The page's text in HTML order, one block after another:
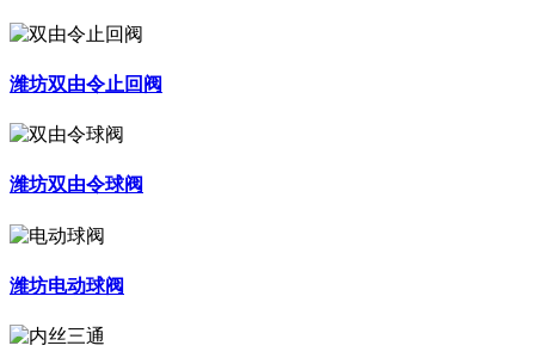
潍坊双由令止回阀
潍坊双由令球阀
潍坊电动球阀